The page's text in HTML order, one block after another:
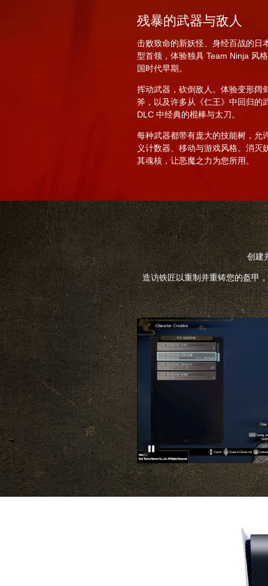
残暴的武器与敌人
击败致命的新妖怪、身经百战的日
型首领，体验独具 Team Ninja 风
国时代早期。
挥动武器，砍倒敌人。体验变形阔
斧，以及许多从《仁王》中回归的
DLC 中经典的棍棒与太刀。
每种武器都带有庞大的技能树，允
义计数器、移动与游戏风格。消灭
其魂核，让恶魔之力为您所用。
创建
造访铁匠以重制并重铸您的盔甲